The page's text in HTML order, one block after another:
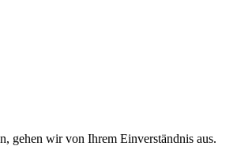
gehen wir von Ihrem Einverständnis aus.